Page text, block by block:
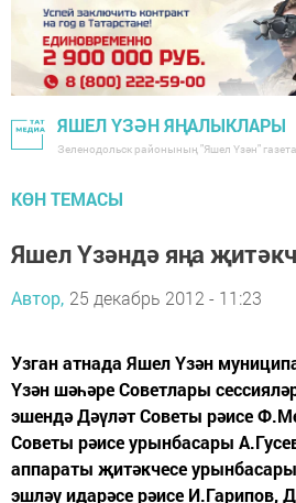
ЯШЕЛ ҮЗӘН ЯҢАЛЫКЛАРЫ
Зеленодольск районының "Яшел Үзән"
КӨН ТЕМАСЫ
Яшел Үзәндә яңа
Автор, 25 декабрь 2012 - 11:23
Узган атнада Яшел Үзән
Үзән шәһәре Советлары
эшендә Дәүләт Советы рәисе
Советы рәисе урынбасары
аппараты җитәкчесе
эшләү идарәсе рәисе И.Гарипов,